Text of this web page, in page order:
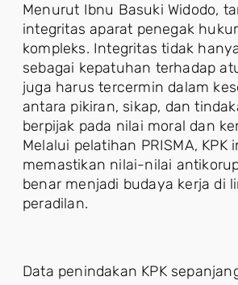
Menurut Ibnu Basuki Widodo,
integritas aparat penegak
kompleks. Integritas tidak
sebagai kepatuhan terhadap
juga harus tercermin dalam
antara pikiran, sikap, dan
berpijak pada nilai moral dan
Melalui pelatihan PRISMA, KPK
memastikan nilai-nilai
benar menjadi budaya kerja di
peradilan.
Data penindakan KPK